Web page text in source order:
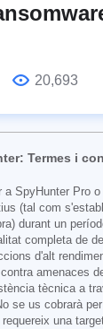
20,693
Termes i
a SpyHunter Pro
(tal com
durant un
completa de
d'alt
amenaces
tècnica a
se us cobrarà
una